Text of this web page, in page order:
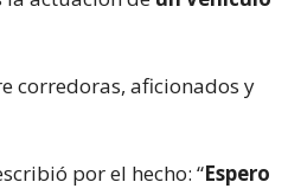
corredoras, aficionados y
por el hecho: “Espero